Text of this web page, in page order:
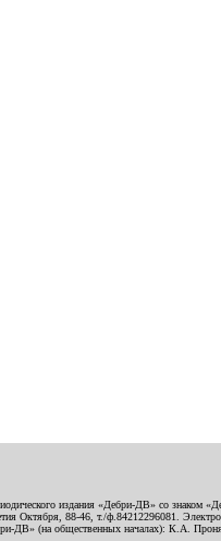
издания «Дебри-ДВ» со
Октября, 88-46, т./ф.84212296081.
«Дебри-ДВ» (на общественных